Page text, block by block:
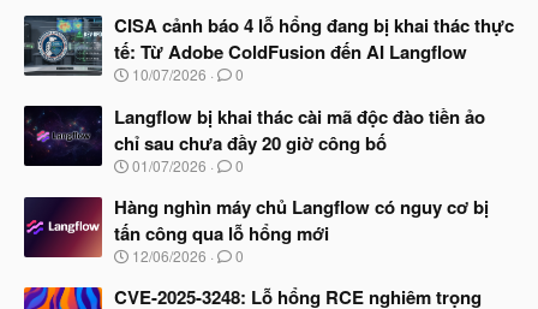
đ
ầ
u
à
b
ắ
đ
ầ
u
CISA cảnh báo 4 lỗ hổng đang bị khai thác thực
tế: Từ Adobe ColdFusion đến AI Langflow
N
à
y
b
ắ
đ
ầ
u
10/07/2026 0
Langflow bị khai thác cài mã độc đào tiền ảo
chỉ sau chưa đầy 20 giờ công bố
N
à
b
ắ
đ
01/07/2026 0
Hàng nghìn máy chủ Langflow có nguy cơ bị
tấn công qua lỗ hổng mới
N
à
12/06/2026 0
CVE-2025-3248: Lỗ hổng RCE nghiêm trọng